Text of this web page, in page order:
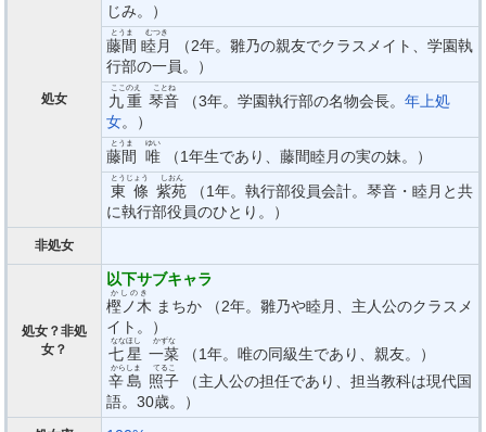
処女
じみ。）
藤間
とうま
睦月
むつき
（2年。雛乃の親友でクラスメイト、学園執
行部の一員。）
九重
ここのえ
琴音
ことね
（3年。学園執行部の名物会長。年上処
女。）
藤間
とうま
唯
ゆい
（1年生であり、藤間睦月の実の妹。）
東條
とうじょう
紫苑
しおん
（1年。執行部役員会計。琴音・睦月と共
に執行部役員のひとり。）
非処女
処女？非処
女？
以下サブキャラ
樫ノ木
かしのき
まちか （2年。雛乃や睦月、主人公のクラスメ
イト。）
七星
ななほし
一菜
かずな
（1年。唯の同級生であり、親友。）
辛島
からしま
照子
てるこ
（主人公の担任であり、担当教科は現代国
語。30歳。）